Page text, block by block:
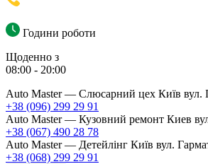
Години роботи
Щоденно з
08:00 - 20:00
Auto Master — Слюсарний цех Київ вул.
+38 (096) 299 29 91
Auto Master — Кузовний ремонт Киев
+38 (067) 490 28 78
Auto Master — Детейлінг Київ вул.
+38 (068) 299 29 91